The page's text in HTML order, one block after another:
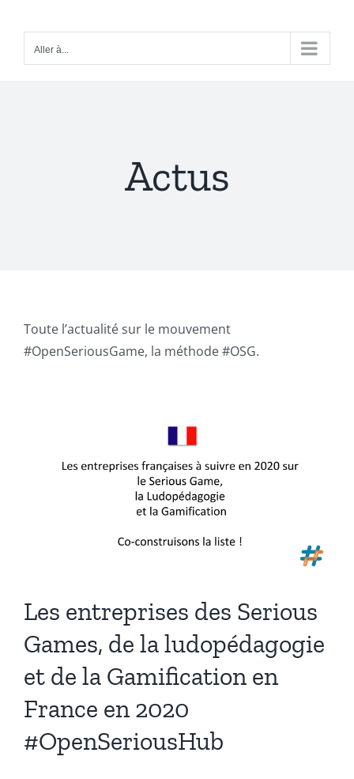
contenuAller à...
Actus
Toute l’actualité sur le mouvement
#OpenSeriousGame, la méthode #OSG.
Les entreprises des Serious
Games, de la ludopédagogie
et de la Gamification en
France en 2020
#OpenSeriousHub